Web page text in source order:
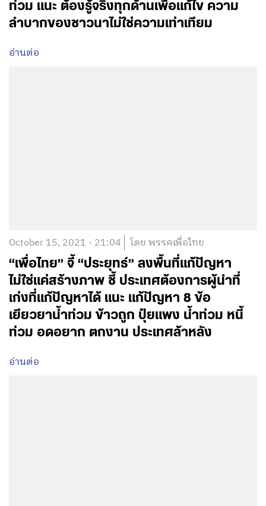
ท่วม แนะ ต้องรู้จริงทุกด้านเพื่อแก้ไข ความ
ลำบากของชาวนาไม่ใช่ความเท่าเทียม
อ่านต่อ
October 15, 2021 - 21:04 โดย พรรคเพื่อไทย
“เพื่อไทย” จี้ “ประยุทธ์” ลงพื้นที่แก้ปัญหา
ไม่ใช่แค่สร้างภาพ ชี้ ประเทศต้องการผู้นำที่
เก่งที่แก้ปัญหาได้ แนะ แก้ปัญหา 8 ข้อ
เยียวยาน้ำท่วม ข้าวถูก ปุ๋ยแพง น้ำท่วม หนี้
ท่วม อดอยาก ตกงาน ประเทศล้าหลัง
อ่านต่อ